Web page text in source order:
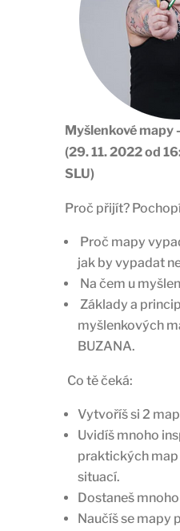
Myšlenkové mapy
(29. 11. 2022 od
SLU)
Proč přijít?
Proč mapy
jak by vypadat
Na čem u
Základy a
myšlenkových
BUZANA.
Co tě čeká:
Vytvoříš si 2
Uvidíš mnoho
praktických
situací.
Dostaneš
Naučíš se mapy